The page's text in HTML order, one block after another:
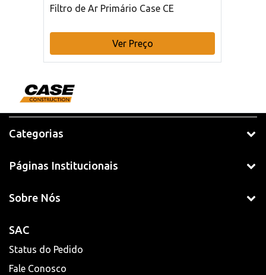
Filtro de Ar Primário Case CE
Ver Preço
Categorias
Páginas Institucionais
Sobre Nós
SAC
Status do Pedido
Fale Conosco